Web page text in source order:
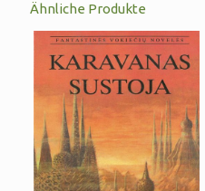
Ähnliche Produkte